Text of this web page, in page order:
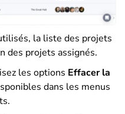
la liste des projets
des projets assignés.
les options Effacer la
dans les menus